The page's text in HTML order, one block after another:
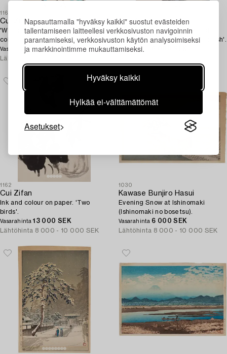
Napsauttamalla "hyväksy kaikki" suostut evästeiden
tallentamiseen laitteellesi verkkosivuston navigoinnin
parantamiseksi, verkkosivuston käytön analysoimiseksi
ja markkinointimme mukauttamiseksi.
Hyväksy kaikki
Hylkää ei-välttämättömät
Asetukset
1163
Cui Zifan
'Wisteria and dragonfly'. Ink and
colour on paper.
Vasarahinta15 000 SEK
Lähtöhinta
Cui Zifan
Cui Zifan (1915-2011), ink and
colour on paper. 'Cat and goldfish'.
Vasarahinta
1162
Cui Zifan
Ink and colour on paper. 'Two
birds'.
Vasarahinta13 000 SEK
Lähtöhinta 8 000 - 10 000 SEK
1030
Kawase Bunjiro Hasui
Evening Snow at Ishinomaki
(Ishinomaki no bosetsu).
Vasarahinta 6 000 SEK
Lähtöhinta 8 000 - 10 000 SEK